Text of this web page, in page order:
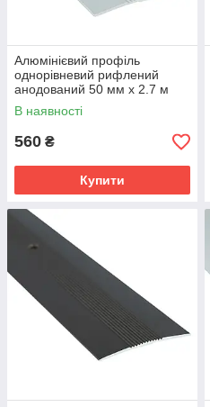
Алюмінієвий профіль
однорівневий рифлений
анодований 50 мм х 2.7 м
срібло
В наявності
560 ₴
Купити